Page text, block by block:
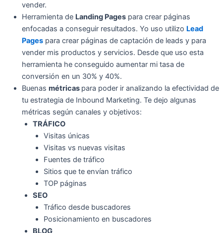
vender.
Herramienta de Landing Pagespara crear páginas
enfocadas a conseguir resultados. Yo uso utilizo Lead
Pagespara crear páginas de captación de leads y para
vender mis productos y servicios. Desde que uso esta
herramienta he conseguido aumentar mi tasa de
conversión en un 30% y 40%.
Buenas métricas para poder ir analizando la efectividad de
tu estrategia de Inbound Marketing. Te dejo algunas
métricas según canales y objetivos:
TRÁFICO
Visitas únicas
Visitas vs nuevas visitas
Fuentes de tráfico
Sitios que te envían tráfico
TOP páginas
SEO
Tráfico desde buscadores
Posicionamiento en buscadores
BLOG